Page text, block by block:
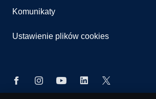
Komunikaty
Ustawienie plików cookies